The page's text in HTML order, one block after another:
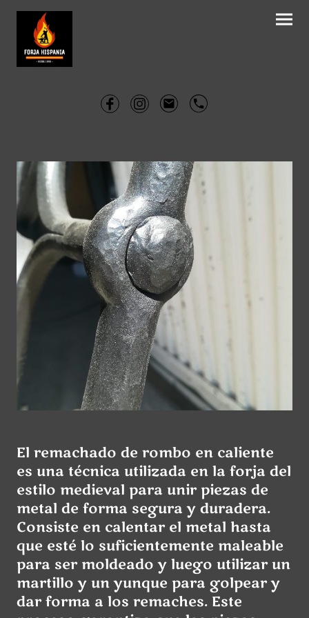
El remachado de rombo en caliente
es una técnica utilizada en la forja del
estilo medieval para unir piezas de
metal de forma segura y duradera.
Consiste en calentar el metal hasta
que esté lo suficientemente maleable
para ser moldeado y luego utilizar un
martillo y un yunque para golpear y
dar forma a los remaches. Este